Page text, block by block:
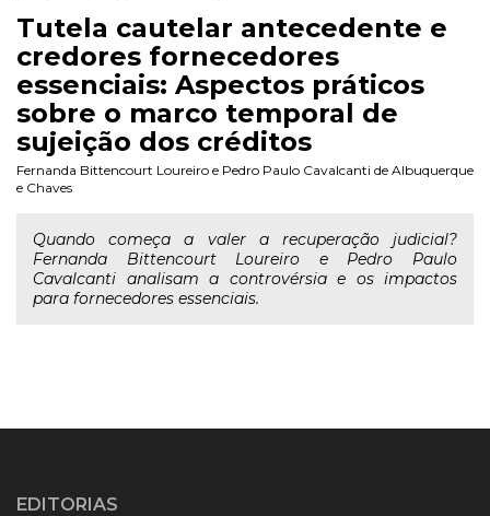
Tutela cautelar antecedente e
credores fornecedores
essenciais: Aspectos práticos
sobre o marco temporal de
sujeição dos créditos
Fernanda Bittencourt Loureiro e Pedro Paulo Cavalcanti de Albuquerque
e Chaves
Quando começa a valer a recuperação judicial?
Fernanda Bittencourt Loureiro e Pedro Paulo
Cavalcanti analisam a controvérsia e os impactos
para fornecedores essenciais.
EDITORIAS